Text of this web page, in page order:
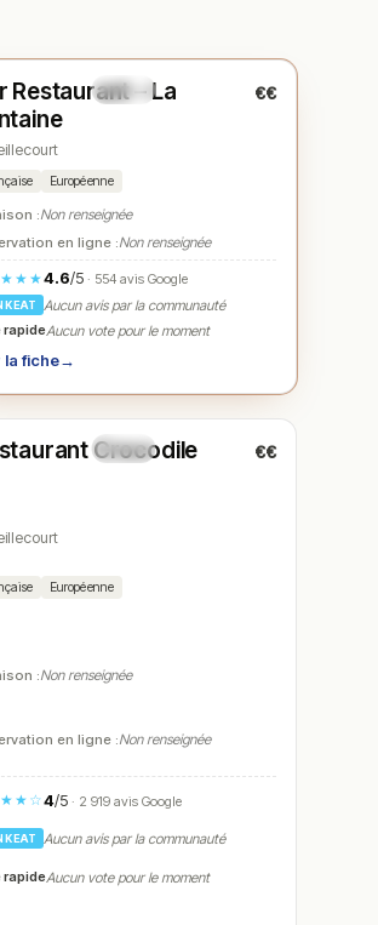
3
Restaurant – La
€€
Européenne
:Non renseignée
en ligne :Non renseignée
4.6/5 · 554 avis Google
Aucun avis par la communauté
rapideAucun vote pour le moment
la fiche→
5
(11:30 – 15:00, 18:30 – 22:30)
Crocodile €€
Européenne
:Non renseignée
en ligne :Non renseignée
4/5 · 2 919 avis Google
Aucun avis par la communauté
rapideAucun vote pour le moment